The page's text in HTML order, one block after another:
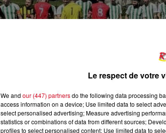
Le respect de votre
We and our (447) partnersdo the following data processing
access information on a device; Use limited data to select
select personalised advertising; Measure advertising
statistics or combinations of data from different sources;
profiles to select personalised content; Use limited data to